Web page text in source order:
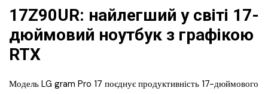
17Z90UR: найлегший у світі 17-
дюймовий ноутбук з графікою
RTX
Модель LG gram Pro 17 поєднує продуктивність 17-дюймового